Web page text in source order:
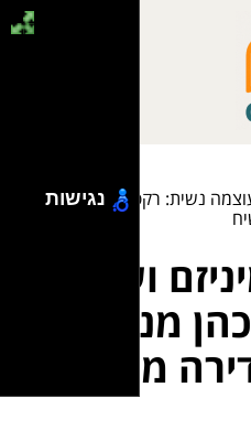
נשית: רקפת כהן מנפצת
ועוצמה
מנפצת
מחדש
נגישות